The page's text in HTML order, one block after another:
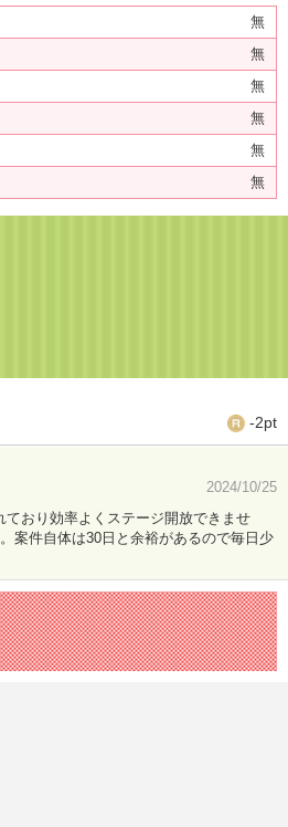
無
無
無
無
無
無
-2pt
2024/10/25
おり効率よくステージ開放できませ
案件自体は30日と余裕があるので毎日少